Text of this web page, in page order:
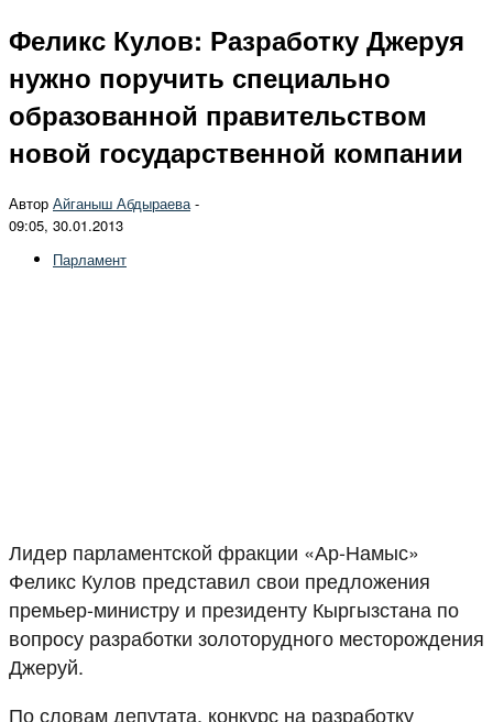
Феликс Кулов: Разработку Джеруя
нужно поручить специально
образованной правительством
новой государственной компании
Автор Айганыш Абдыраева-
09:05, 30.01.2013
Парламент
Лидер парламентской фракции «Ар-Намыс»
Феликс Кулов представил свои предложения
премьер-министру и президенту Кыргызстана по
вопросу разработки золоторудного месторождения
Джеруй.
По словам депутата, конкурс на разработку